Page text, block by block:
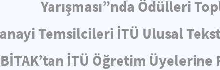
Yarışması”nda Ödülleri
Temsilcileri İTÜ Ulusal
İTÜ Öğretim Üyelerine